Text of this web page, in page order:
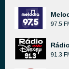
97.5
91.3